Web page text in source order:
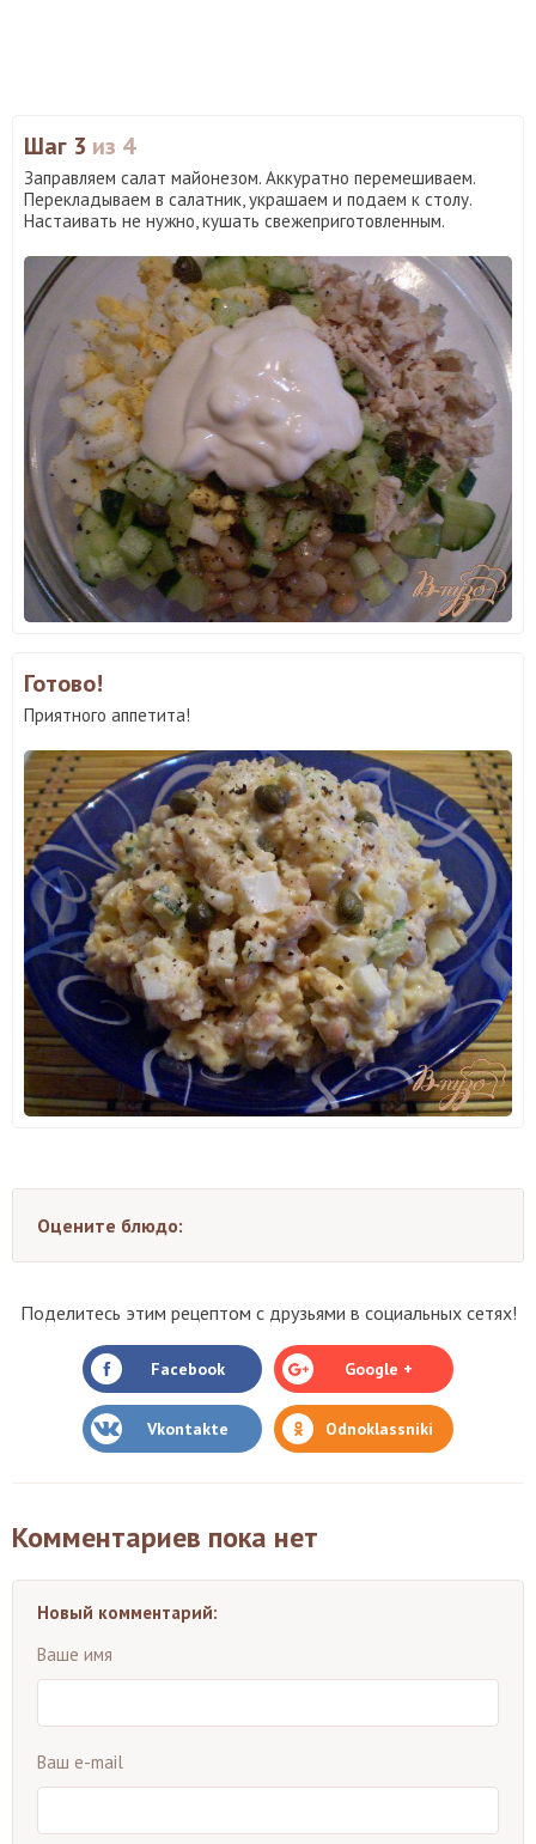
Шаг 3 из 4
Заправляем салат майонезом. Аккуратно перемешиваем.
Перекладываем в салатник, украшаем и подаем к столу.
Настаивать не нужно, кушать свежеприготовленным.
Готово!
Приятного аппетита!
Оцените блюдо:
Поделитесь этим рецептом с друзьями в социальных сетях!
Facebook Google +
Vkontakte Odnoklassniki
Комментариев пока нет
Новый комментарий:
Ваше имя
Ваш e-mail